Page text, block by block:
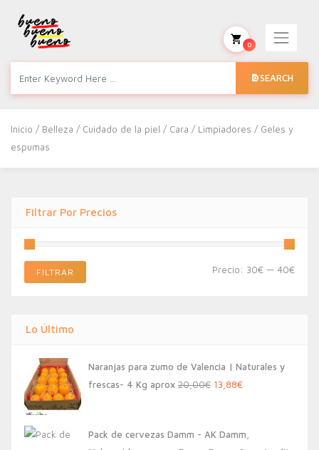
SEARCH
0
Inicio / Belleza / Cuidado de la piel / Cara / Limpiadores / Geles y
espumas
Filtrar Por Precios
FILTRAR Precio: 30€ — 40€
Lo Último
Naranjas para zumo de Valencia | Naturales y
frescas- 4 Kg aprox 20,00€ El
era:
13,88€El
es:
Pack de cervezas Damm - AK Damm,